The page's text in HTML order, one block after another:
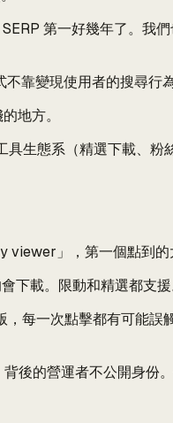
第一好幾年了。
靠變現使用者的搜尋
地方。
生態系（精選下載、
」，第一個點到的
下載。限動和精選都支
每一次點擊都有可能
後的營運者不公開身份